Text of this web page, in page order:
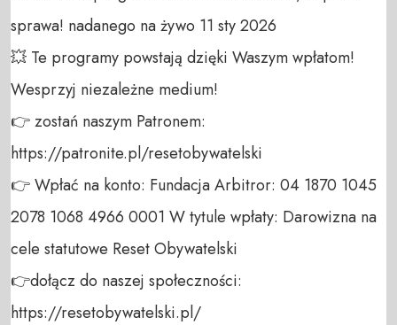
sprawa! nadanego na żywo 11 sty 2026
💥 Te programy powstają dzięki Waszym wpłatom!
Wesprzyj niezależne medium!
👉 zostań naszym Patronem:
https://patronite.pl/resetobywatelski
👉 Wpłać na konto: Fundacja Arbitror: 04 1870 1045
2078 1068 4966 0001 W tytule wpłaty: Darowizna na
cele statutowe Reset Obywatelski
👉dołącz do naszej społeczności:
https://resetobywatelski.pl/